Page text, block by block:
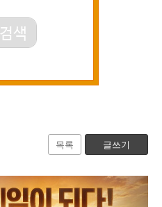
검색
목록 글쓰기